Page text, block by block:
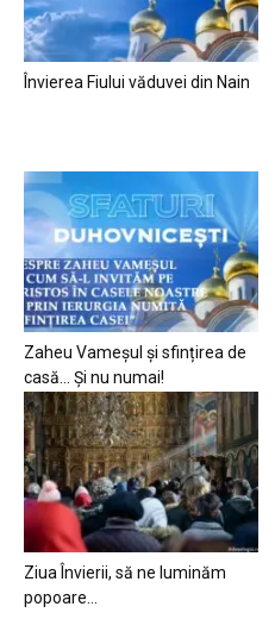
Învierea Fiului văduvei din Nain
Zaheu Vameșul și sfințirea de
casă… Și nu numai!
Ziua Învierii, să ne luminăm
popoare…